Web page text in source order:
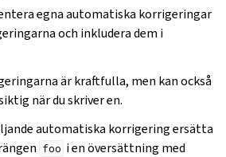
egna automatiska korrigeringar
och inkludera dem i
är kraftfulla, men kan också
när du skriver en.
automatiska korrigering ersätta
foo i en översättning med